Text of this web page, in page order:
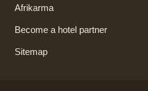
Afrikarma
Become a hotel partner
Sitemap